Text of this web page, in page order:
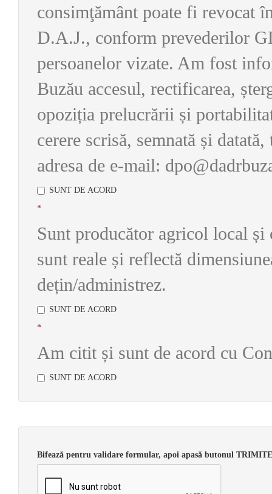
consimţământ poate fi revocat
D.A.J., conform prevederilor
persoanelor vizate. Am fost
Buzău accesul, rectificarea,
opoziția prelucrării și
cerere scrisă, semnată și
adresa de e-mail:
SUNT DE ACORD
*
Sunt producător agricol local
sunt reale și reflectă
dețin/administrez.
SUNT DE ACORD
*
Am citit și sunt de acord cu
SUNT DE ACORD
Bifează pentru validare formular, apoi apasă butonul